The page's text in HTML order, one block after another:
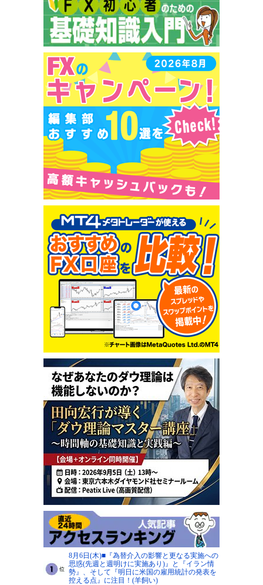
8月6日(木)■『為替介入の影響と更なる実施への
思惑(先週と週明けに実施あり)』と『イラン情
勢』、そして『明日に米国の雇用統計の発表を
控える点』に注目！(羊飼い)